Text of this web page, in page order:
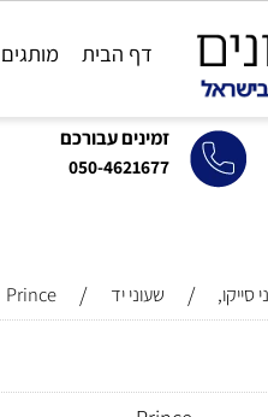
זמינים עבורכם
050-4621677
דף הבית מותגים של
/ שעוני יד /
Prince